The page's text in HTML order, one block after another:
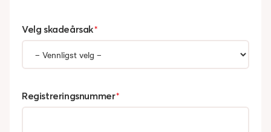
Velg skadeårsak*
Registreringsnummer*